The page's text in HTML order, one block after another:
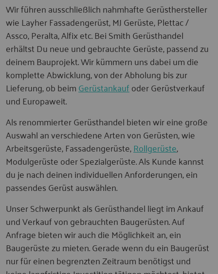
Wir führen ausschließlich nahmhafte Gerüsthersteller
wie Layher Fassadengerüst, MJ Gerüste, Plettac /
Assco, Peralta, Alfix etc. Bei Smith Gerüsthandel
erhältst Du neue und gebrauchte Gerüste, passend zu
deinem Bauprojekt. Wir kümmern uns dabei um die
komplette Abwicklung, von der Abholung bis zur
Lieferung, ob beimGerüstankaufoder Gerüstverkauf
und Europaweit.
Als renommierter Gerüsthandel bieten wir eine große
Auswahl an verschiedene Arten von Gerüsten, wie
Arbeitsgerüste, Fassadengerüste,Rollgerüste,
Modulgerüste oder Spezialgerüste. Als Kunde kannst
du je nach deinen individuellen Anforderungen, ein
passendes Gerüst auswählen.
Unser Schwerpunkt als Gerüsthandel liegt im Ankauf
und Verkauf von gebrauchten Baugerüsten. Auf
Anfrage bieten wir auch die Möglichkeit an, ein
Baugerüste zu mieten. Gerade wenn du ein Baugerüst
nur für einen begrenzten Zeitraum benötigst und